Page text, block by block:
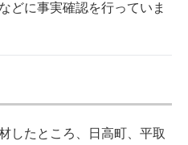
どに事実確認を行っていま
したところ、日高町、平取